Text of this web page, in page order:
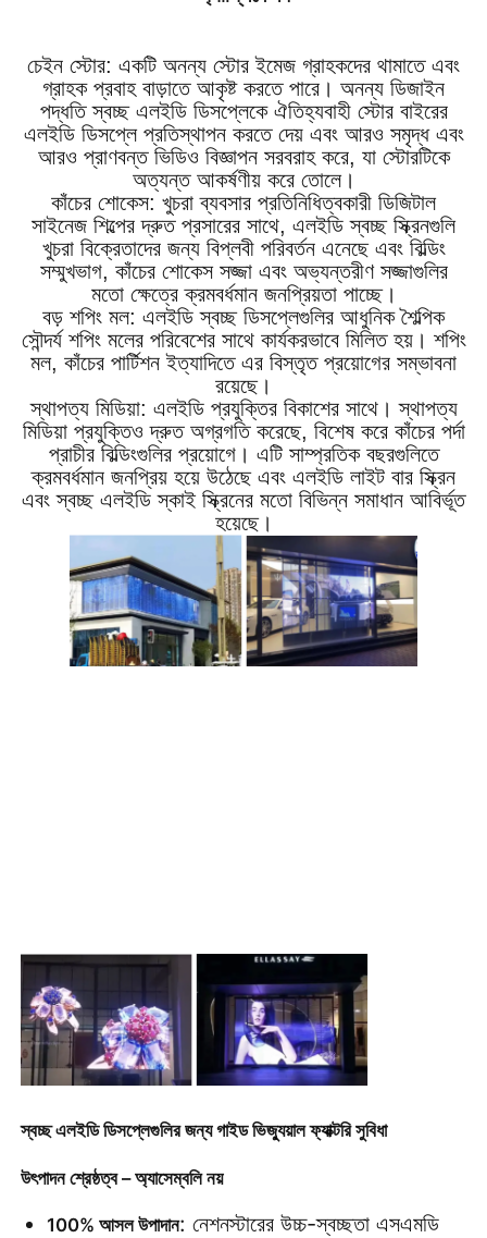
চেইন স্টোর: একটি অনন্য স্টোর ইমেজ গ্রাহকদের থামাতে এবং
গ্রাহক প্রবাহ বাড়াতে আকৃষ্ট করতে পারে। অনন্য ডিজাইন
পদ্ধতি স্বচ্ছ এলইডি ডিসপ্লেকে ঐতিহ্যবাহী স্টোর বাইরের
এলইডি ডিসপ্লে প্রতিস্থাপন করতে দেয় এবং আরও সমৃদ্ধ এবং
আরও প্রাণবন্ত ভিডিও বিজ্ঞাপন সরবরাহ করে, যা স্টোরটিকে
অত্যন্ত আকর্ষণীয় করে তোলে।
কাঁচের শোকেস: খুচরা ব্যবসার প্রতিনিধিত্বকারী ডিজিটাল
সাইনেজ শিল্পের দ্রুত প্রসারের সাথে, এলইডি স্বচ্ছ স্ক্রিনগুলি
খুচরা বিক্রেতাদের জন্য বিপ্লবী পরিবর্তন এনেছে এবং বিল্ডিং
সম্মুখভাগ, কাঁচের শোকেস সজ্জা এবং অভ্যন্তরীণ সজ্জাগুলির
মতো ক্ষেত্রে ক্রমবর্ধমান জনপ্রিয়তা পাচ্ছে।
বড় শপিং মল: এলইডি স্বচ্ছ ডিসপ্লেগুলির আধুনিক শৈল্পিক
সৌন্দর্য শপিং মলের পরিবেশের সাথে কার্যকরভাবে মিলিত হয়। শপিং
মল, কাঁচের পার্টিশন ইত্যাদিতে এর বিস্তৃত প্রয়োগের সম্ভাবনা
রয়েছে।
স্থাপত্য মিডিয়া: এলইডি প্রযুক্তির বিকাশের সাথে। স্থাপত্য
মিডিয়া প্রযুক্তিও দ্রুত অগ্রগতি করেছে, বিশেষ করে কাঁচের পর্দা
প্রাচীর বিল্ডিংগুলির প্রয়োগে। এটি সাম্প্রতিক বছরগুলিতে
ক্রমবর্ধমান জনপ্রিয় হয়ে উঠেছে এবং এলইডি লাইট বার স্ক্রিন
এবং স্বচ্ছ এলইডি স্কাই স্ক্রিনের মতো বিভিন্ন সমাধান আবির্ভূত
হয়েছে।
স্বচ্ছ এলইডি ডিসপ্লেগুলির জন্য গাইড ভিজ্যুয়াল ফ্যাক্টরি সুবিধা
উৎপাদন শ্রেষ্ঠত্ব – অ্যাসেম্বলি নয়
100% আসল উপাদান: নেশনস্টারের উচ্চ-স্বচ্ছতা এসএমডি